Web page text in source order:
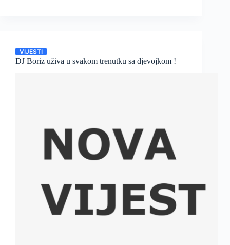
VIJESTI
DJ Boriz uživa u svakom trenutku sa djevojkom !